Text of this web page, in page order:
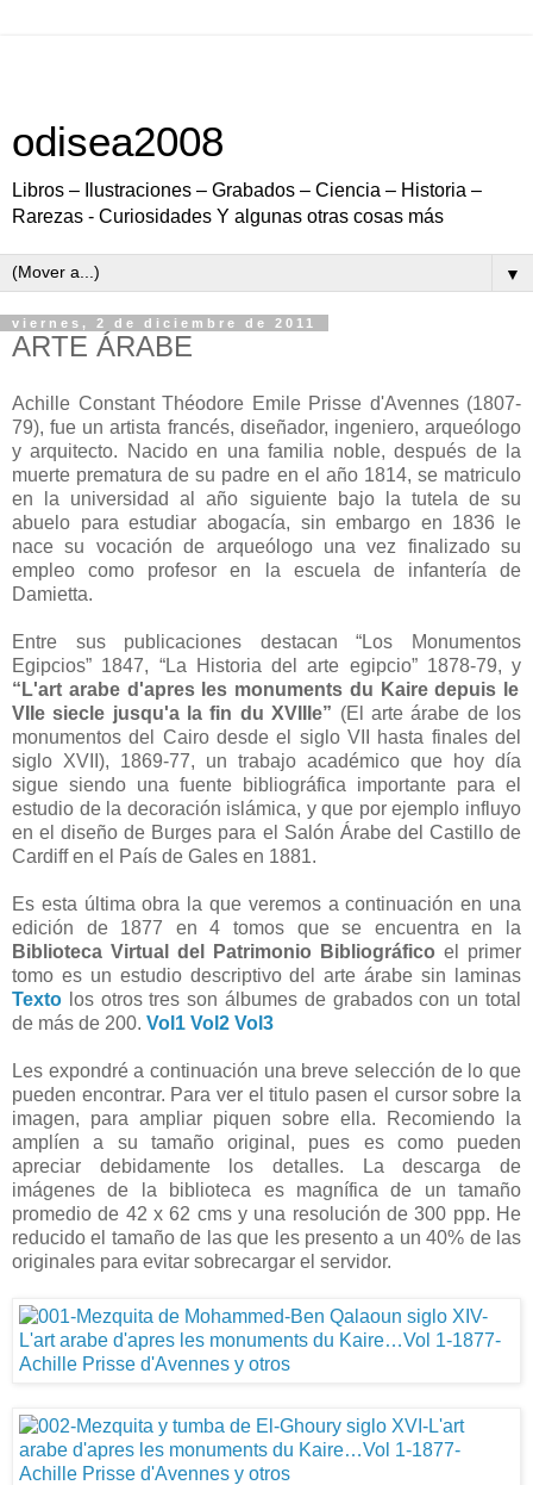
odisea2008
Libros – Ilustraciones – Grabados – Ciencia – Historia –
Rarezas - Curiosidades Y algunas otras cosas más
▼
viernes, 2 de diciembre de 2011
ARTE ÁRABE
Achille Constant Théodore Emile Prisse d'Avennes (1807-
79), fue un artista francés, diseñador, ingeniero, arqueólogo
y arquitecto. Nacido en una familia noble, después de la
muerte prematura de su padre en el año 1814, se matriculo
en la universidad al año siguiente bajo la tutela de su
abuelo para estudiar abogacía, sin embargo en 1836 le
nace su vocación de arqueólogo una vez finalizado su
empleo como profesor en la escuela de infantería de
Damietta.
Entre sus publicaciones destacan “Los Monumentos
Egipcios” 1847, “La Historia del arte egipcio” 1878-79, y
“L'art arabe d'apres les monuments du Kaire depuis le
VIIe siecle jusqu'a la fin du XVIIIe” (El arte árabe de los
monumentos del Cairo desde el siglo VII hasta finales del
siglo XVII), 1869-77, un trabajo académico que hoy día
sigue siendo una fuente bibliográfica importante para el
estudio de la decoración islámica, y que por ejemplo influyo
en el diseño de Burges para el Salón Árabe del Castillo de
Cardiff en el País de Gales en 1881.
Es esta última obra la que veremos a continuación en una
edición de 1877 en 4 tomos que se encuentra en la
Biblioteca Virtual del Patrimonio Bibliográfico el primer
tomo es un estudio descriptivo del arte árabe sin laminas
Texto los otros tres son álbumes de grabados con un total
de más de 200. Vol1 Vol2 Vol3
Les expondré a continuación una breve selección de lo que
pueden encontrar. Para ver el titulo pasen el cursor sobre la
imagen, para ampliar piquen sobre ella. Recomiendo la
amplíen a su tamaño original, pues es como pueden
apreciar debidamente los detalles. La descarga de
imágenes de la biblioteca es magnífica de un tamaño
promedio de 42 x 62 cms y una resolución de 300 ppp. He
reducido el tamaño de las que les presento a un 40% de las
originales para evitar sobrecargar el servidor.